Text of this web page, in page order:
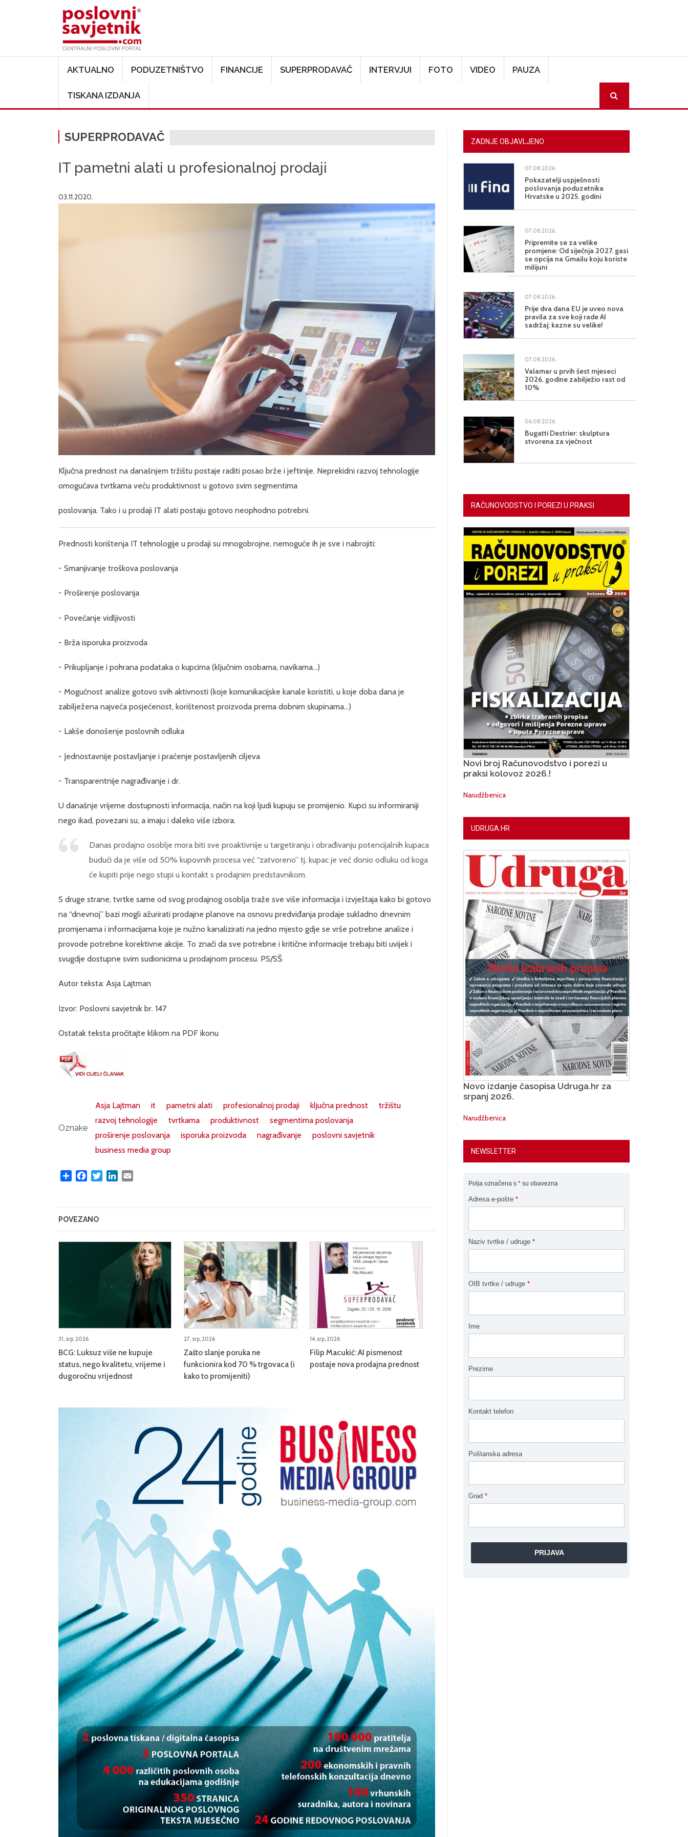
AKTUALNO PODUZETNIŠTVO FINANCIJE SUPERPRODAVAČ INTERVJUI FOTO VIDEO PAUZA
TISKANA IZDANJA
SUPERPRODAVAČ
IT pametni alati u profesionalnoj prodaji
03.11.2020.
Ključna prednost na današnjem tržištu postaje raditi posao brže i jeftinije. Neprekidni razvoj tehnologije
omogućava tvrtkama veću produktivnost u gotovo svim segmentima
poslovanja. Tako i u prodaji IT alati postaju gotovo neophodno potrebni.
Prednosti korištenja IT tehnologije u prodaji su mnogobrojne, nemoguće ih je sve i nabrojiti:
- Smanjivanje troškova poslovanja
- Proširenje poslovanja
- Povećanje vidljivosti
- Brža isporuka proizvoda
- Prikupljanje i pohrana podataka o kupcima (ključnim osobama, navikama...)
- Mogućnost analize gotovo svih aktivnosti (koje komunikacijske kanale koristiti, u koje doba dana je
zabilježena najveća posjećenost, korištenost proizvoda prema dobnim skupinama...)
- Lakše donošenje poslovnih odluka
- Jednostavnije postavljanje i praćenje postavljenih ciljeva
- Transparentnije nagrađivanje i dr.
U današnje vrijeme dostupnosti informacija, način na koji ljudi kupuju se promijenio. Kupci su informiraniji
nego ikad, povezani su, a imaju i daleko više izbora.
Danas prodajno osoblje mora biti sve proaktivnije u targetiranju i obrađivanju potencijalnih kupaca
budući da je više od 50% kupovnih procesa već “zatvoreno” tj. kupac je već donio odluku od koga
će kupiti prije nego stupi u kontakt s prodajnim predstavnikom.
S druge strane, tvrtke same od svog prodajnog osoblja traže sve više informacija i izvještaja kako bi gotovo
na “dnevnoj” bazi mogli ažurirati prodajne planove na osnovu predviđanja prodaje sukladno dnevnim
promjenama i informacijama koje je nužno kanalizirati na jedno mjesto gdje se vrše potrebne analize i
provode potrebne korektivne akcije. To znači da sve potrebne i kritične informacije trebaju biti uvijek i
svugdje dostupne svim sudionicima u prodajnom procesu. PS/SŠ
Autor teksta: Asja Lajtman
Izvor: Poslovni savjetnik br. 147
Ostatak teksta pročitajte klikom na PDF ikonu
Oznake
Asja Lajtman it pametni alati profesionalnoj prodaji ključna prednost
tržištu
razvoj tehnologije
tvrtkama produktivnost
segmentima poslovanja
proširenje poslovanja
isporuka proizvoda nagrađivanje
poslovni savjetnik
business media group
Share FacebookTwitterLinkedIn
POVEZANO
31, srp, 2026
BCG: Luksuz više ne kupuje
status, nego kvalitetu, vrijeme i
dugoročnu vrijednost
27, srp, 2026
Zašto slanje poruka ne
funkcionira kod 70 % trgovaca (i
kako to promijeniti)
14, srp, 2026
Filip Macukić: AI pismenost
postaje nova prodajna prednost
ZADNJE OBJAVLJENO
07.08.2026.
Pokazatelji uspješnosti
poslovanja poduzetnika
Hrvatske u 2025. godini
07.08.2026.
Pripremite se za velike
promjene: Od siječnja 2027. gasi
se opcija na Gmailu koju koriste
milijuni
07.08.2026.
Prije dva dana EU je uveo nova
pravila za sve koji rade AI
sadržaj: kazne su velike!
07.08.2026.
Valamar u prvih šest mjeseci
2026. godine zabilježio rast od
10%
06.08.2026.
Bugatti Destrier: skulptura
stvorena za vječnost
RAČUNOVODSTVO I POREZI U PRAKSI
Novi broj Računovodstvo i porezi u
praksi kolovoz 2026.!
Narudžbenica
UDRUGA.HR
Novo izdanje časopisa Udruga.hr za
srpanj 2026.
Narudžbenica
NEWSLETTER
Polja označena s * su obavezna
Adresa e-pošte *
Naziv tvrtke / udruge *
OIB tvrtke / udruge *
Ime
Prezime
Kontakt telefon
Poštanska adresa
Grad *